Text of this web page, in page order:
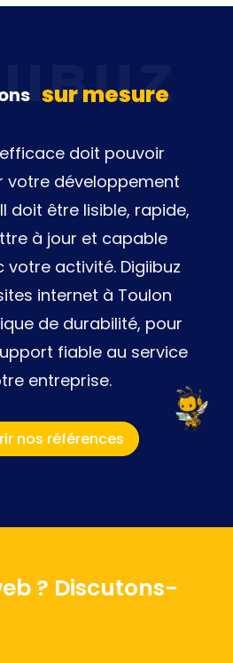
sur mesure
doit pouvoir
votre développement
doit être lisible, rapide,
à jour et capable
votre activité. Digiibuz
internet à Toulon
de durabilité, pour
fiable au service
entreprise.
nos références
? Discutons-